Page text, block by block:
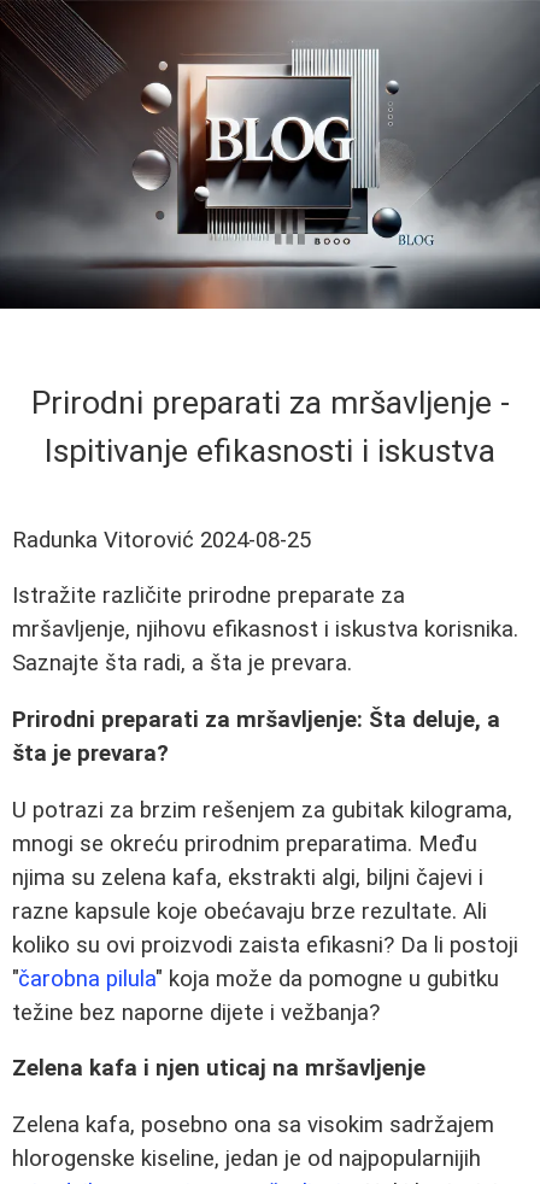
Prirodni preparati za mršavljenje -
Ispitivanje efikasnosti i iskustva
Radunka Vitorović 2024-08-25
Istražite različite prirodne preparate za
mršavljenje, njihovu efikasnost i iskustva korisnika.
Saznajte šta radi, a šta je prevara.
Prirodni preparati za mršavljenje: Šta deluje, a
šta je prevara?
U potrazi za brzim rešenjem za gubitak kilograma,
mnogi se okreću prirodnim preparatima. Među
njima su zelena kafa, ekstrakti algi, biljni čajevi i
razne kapsule koje obećavaju brze rezultate. Ali
koliko su ovi proizvodi zaista efikasni? Da li postoji
"čarobna pilula" koja može da pomogne u gubitku
težine bez naporne dijete i vežbanja?
Zelena kafa i njen uticaj na mršavljenje
Zelena kafa, posebno ona sa visokim sadržajem
hlorogenske kiseline, jedan je od najpopularnijih